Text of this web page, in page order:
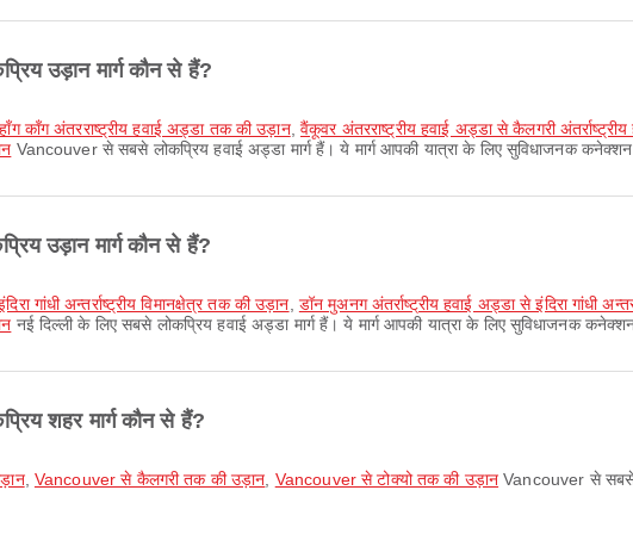
उड़ान मार्ग कौन से हैं?
कॉंग अंतरराष्ट्रीय हवाई अड्डा तक की उड़ान, वैंकूवर अंतरराष्ट्रीय हवाई अड्डा से कैलगरी
Vancouver से सबसे लोकप्रिय हवाई अड्डा मार्ग हैं। ये मार्ग आपकी यात्रा के लिए सुविधाजनक
उड़ान मार्ग कौन से हैं?
गांधी अन्तर्राष्ट्रीय विमानक्षेत्र तक की उड़ान डॉन मुअनग अंतर्राष्ट्रीय हवाई अड्डा से इंदिरा गांधी
नई दिल्ली के लिए सबसे लोकप्रिय हवाई अड्डा मार्ग हैं। ये मार्ग आपकी यात्रा के लिए सुविधाजनक
शहर मार्ग कौन से हैं?
, Vancouver से कैलगरी तक की उड़ान Vancouver से टोक्यो तक की उड़ान Vancouver से सबसे